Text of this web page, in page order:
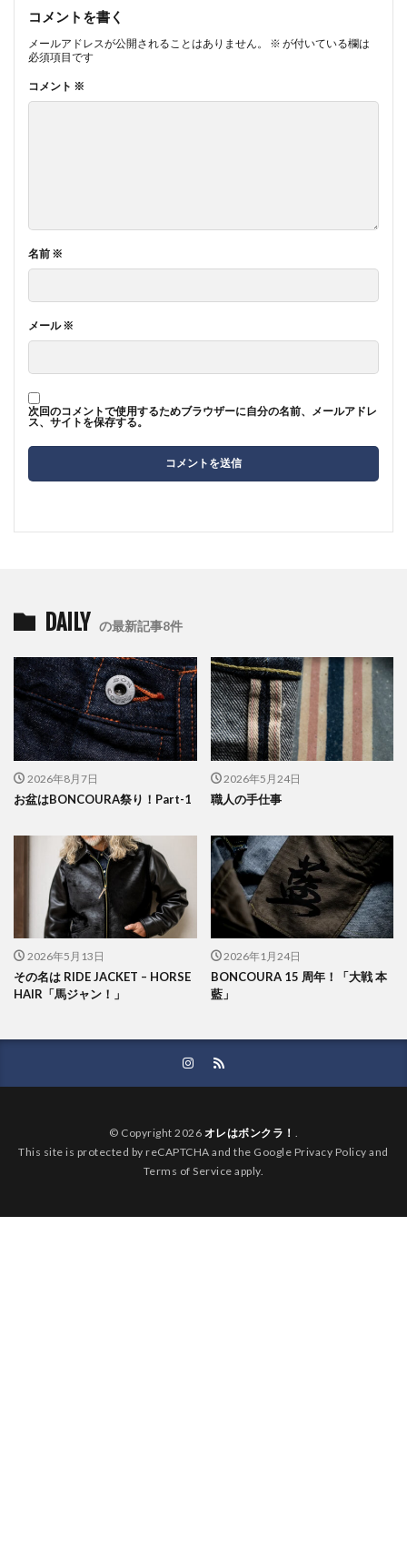
コメントを書く
メールアドレスが公開されることはありません。 ※ が付いている欄は
必須項目です
コメント ※
名前 ※
メール※
次回のコメントで使用するためブラウザーに自分の名前、メールアドレ
ス、サイトを保存する。
DAILY の最新記事8件
2026年8月7日
お盆はBONCOURA祭り！Part-1
2026年5月24日
職人の手仕事
2026年5月13日
その名は RIDE JACKET – HORSE
HAIR「馬ジャン！」
2026年1月24日
BONCOURA 15 周年！「大戦 本
藍」
© Copyright 2026 オレはボンクラ！
This site is protected by reCAPTCHA and the Google Privacy Policy and
Terms of Service apply.